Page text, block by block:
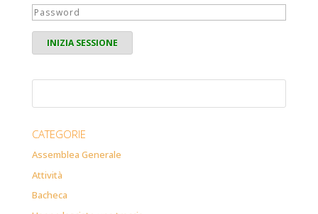
CATEGORIE
Assemblea Generale
Attività
Bacheca